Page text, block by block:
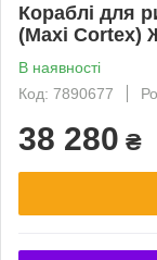
Кораблі для
(Maxi Cortex)
В наявності
Код: 7890677
38 280 ₴